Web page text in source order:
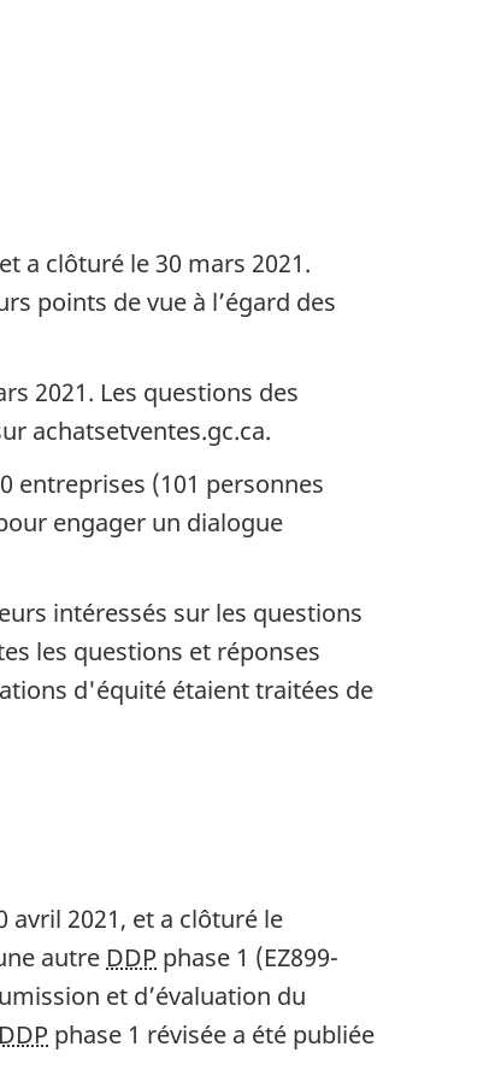
a clôturé le 30 mars 2021.
points de vue à l’égard des
2021. Les questions des
achatsetventes.gc.ca.
entreprises (101 personnes
engager un dialogue
intéressés sur les questions
les questions et réponses
d'équité étaient traitées de
avril 2021, et a clôturé le
autre DDP phase 1 (EZ899-
et d’évaluation du
DDP phase 1 révisée a été publiée